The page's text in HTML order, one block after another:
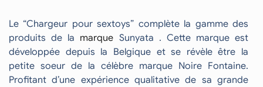
Le “Chargeur pour sextoys” complète la gamme des
produits de la marque Sunyata . Cette marque est
développée depuis la Belgique et se révèle être la
petite soeur de la célèbre marque Noire Fontaine.
Profitant d’une expérience qualitative de sa grande